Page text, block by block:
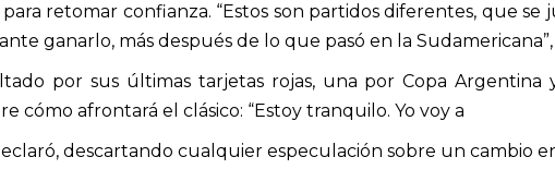
retomar confianza. “Estos son partidos diferentes, que
ganarlo, más después de lo que pasó en la
por sus últimas tarjetas rojas, una por Copa
cómo afrontará el clásico: “Estoy tranquilo. Yo voy a
descartando cualquier especulación sobre un cambio